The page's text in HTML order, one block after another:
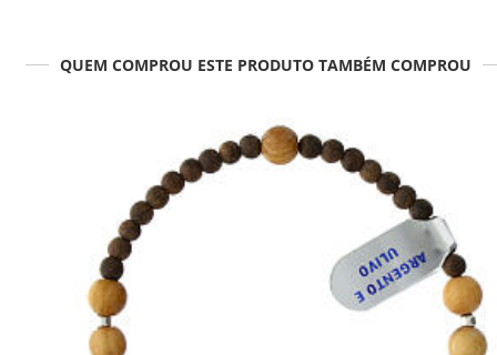
QUEM COMPROU ESTE PRODUTO TAMBÉM COMPROU